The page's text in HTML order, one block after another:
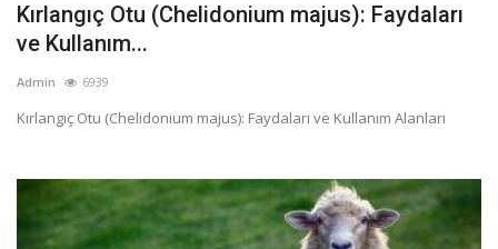
Kırlangıç Otu (Chelidonium majus): Faydaları
ve Kullanım...
Admin 6939
Kırlangıç Otu (Chelidonium majus): Faydaları ve Kullanım Alanları